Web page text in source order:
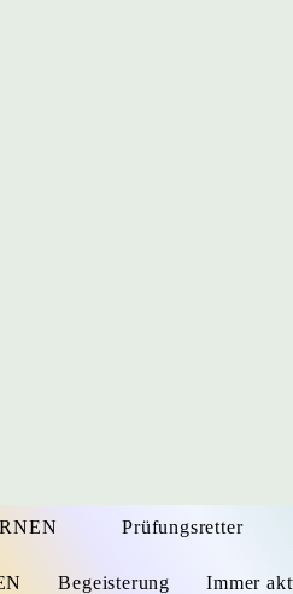
Prüfungsretter
Begeisterung Immer